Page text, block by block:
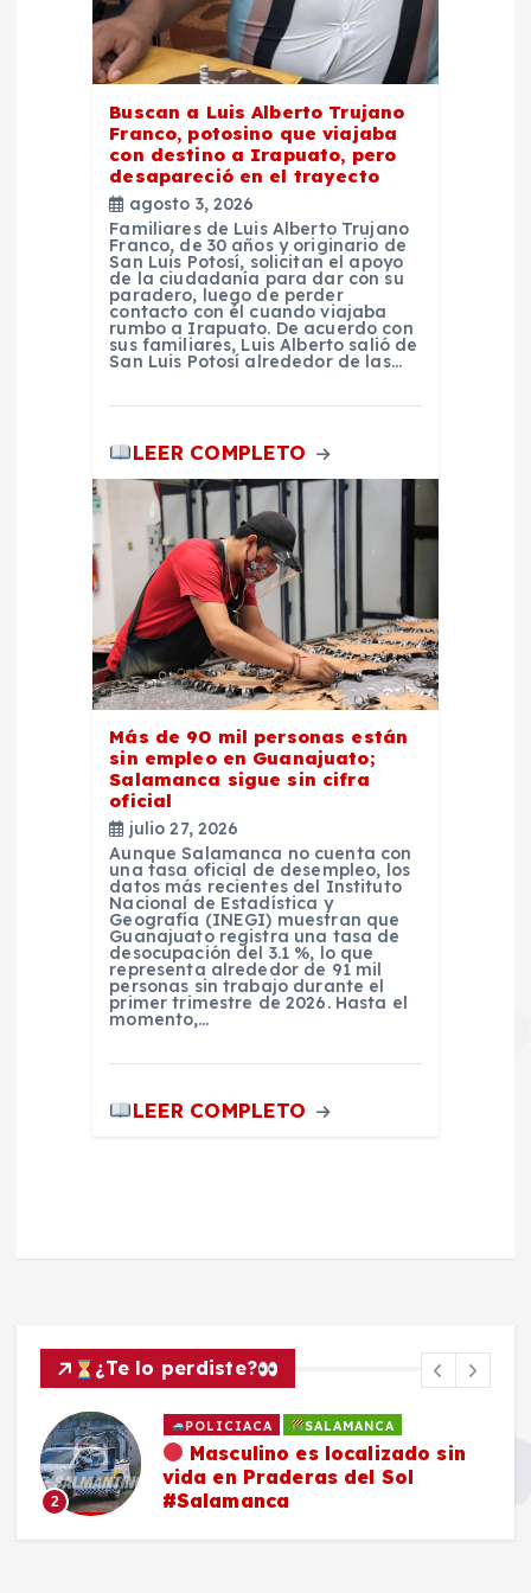
Buscan a Luis Alberto Trujano
Franco, potosino que viajaba
con destino a Irapuato, pero
desapareció en el trayecto
agosto 3, 2026
Familiares de Luis Alberto Trujano
Franco, de 30 años y originario de
San Luis Potosí, solicitan el apoyo
de la ciudadanía para dar con su
paradero, luego de perder
contacto con él cuando viajaba
rumbo a Irapuato. De acuerdo con
sus familiares, Luis Alberto salió de
San Luis Potosí alrededor de las…
LEER COMPLETO
Más de 90 mil personas están
sin empleo en Guanajuato;
Salamanca sigue sin cifra
oficial
julio 27, 2026
Aunque Salamanca no cuenta con
una tasa oficial de desempleo, los
datos más recientes del Instituto
Nacional de Estadística y
Geografía (INEGI) muestran que
Guanajuato registra una tasa de
desocupación del 3.1 %, lo que
representa alrededor de 91 mil
personas sin trabajo durante el
primer trimestre de 2026. Hasta el
momento,…
LEER COMPLETO
¿Te lo perdiste?
2
POLICIACA SALAMANCA
Masculino es localizado sin
vida en Praderas del Sol
#Salamanca